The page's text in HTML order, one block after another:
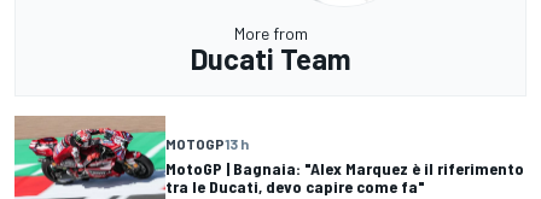
More from
Ducati Team
MOTOGP13 h
MotoGP | Bagnaia: "Alex Marquez è il riferimento
tra le Ducati, devo capire come fa"